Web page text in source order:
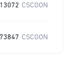
CSCOON
CSCOON